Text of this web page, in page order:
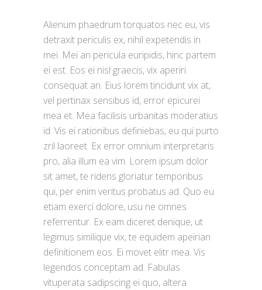
Alienum phaedrum torquatos nec eu, vis
detraxit periculis ex, nihil expetendis in
mei. Mei an pericula euripidis, hinc partem
ei est. Eos ei nisl graecis, vix aperiri
consequat an. Eius lorem tincidunt vix at,
vel pertinax sensibus id, error epicurei
mea et. Mea facilisis urbanitas moderatius
id. Vis ei rationibus definiebas, eu qui purto
zril laoreet. Ex error omnium interpretaris
pro, alia illum ea vim. Lorem ipsum dolor
sit amet, te ridens gloriatur temporibus
qui, per enim veritus probatus ad. Quo eu
etiam exerci dolore, usu ne omnes
referrentur. Ex eam diceret denique, ut
legimus similique vix, te equidem apeirian
definitionem eos. Ei movet elitr mea. Vis
legendos conceptam ad. Fabulas
vituperata sadipscing ei quo, altera